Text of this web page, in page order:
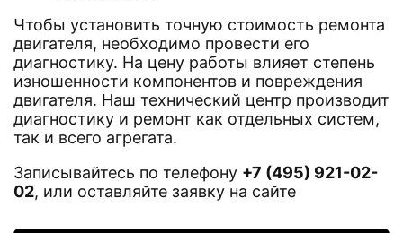
Чтобы установить точную стоимость ремонта
двигателя, необходимо провести его
диагностику. На цену работы влияет степень
изношенности компонентов и повреждения
двигателя. Наш технический центр производит
диагностику и ремонт как отдельных систем,
так и всего агрегата.
Записывайтесь по телефону +7 (495) 921-02-
02, или оставляйте заявку на сайте